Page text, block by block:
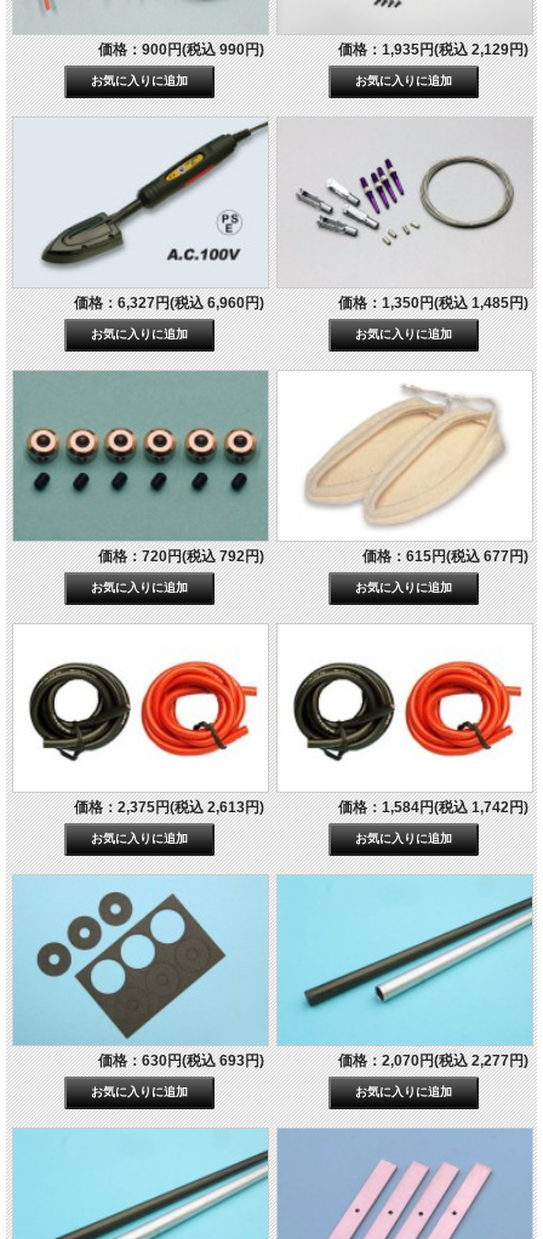
価格：900円(税込 990円) 価格：1,935円(税込 2,129円)
価格：6,327円(税込 6,960円) 価格：1,350円(税込 1,485円)
価格：720円(税込 792円) 価格：615円(税込 677円)
価格：2,375円(税込 2,613円) 価格：1,584円(税込 1,742円)
価格：630円(税込 693円) 価格：2,070円(税込 2,277円)